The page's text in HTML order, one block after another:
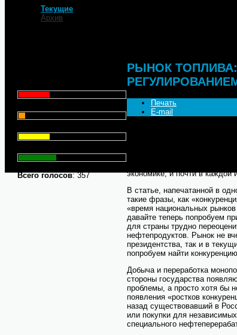
Текущие
Архив
Всего голосов: 357
РЫНОК
Печать
E-mail
экономике, и почти в каждой
В статье, напечатанной в
такие фразы, как
«время национальных
давайте теперь попробуем
для страны трудно
нефтепродуктов. Рынок не
президентства, так и в
попробуем найти
Добыча и переработка
стороны государства
проблемы, а просто хотя бы
появления «ростков
назад существовавший в
или покупки для
специального